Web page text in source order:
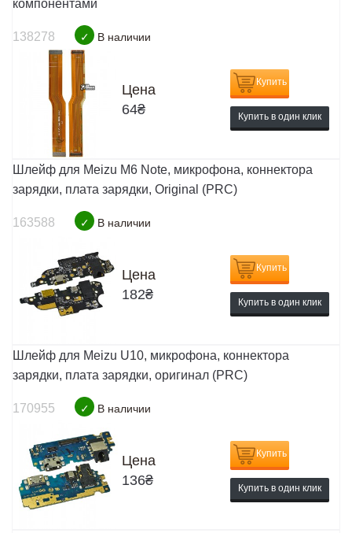
компонентами
138278 ✓ В наличии
Цена
64₴
Купить
Купить в один клик
Шлейф для Meizu M6 Note, микрофона, коннектора
зарядки, плата зарядки, Original (PRC)
163588 ✓ В наличии
Цена
182₴
Купить
Купить в один клик
Шлейф для Meizu U10, микрофона, коннектора
зарядки, плата зарядки, оригинал (PRC)
170955 ✓ В наличии
Цена
136₴
Купить
Купить в один клик